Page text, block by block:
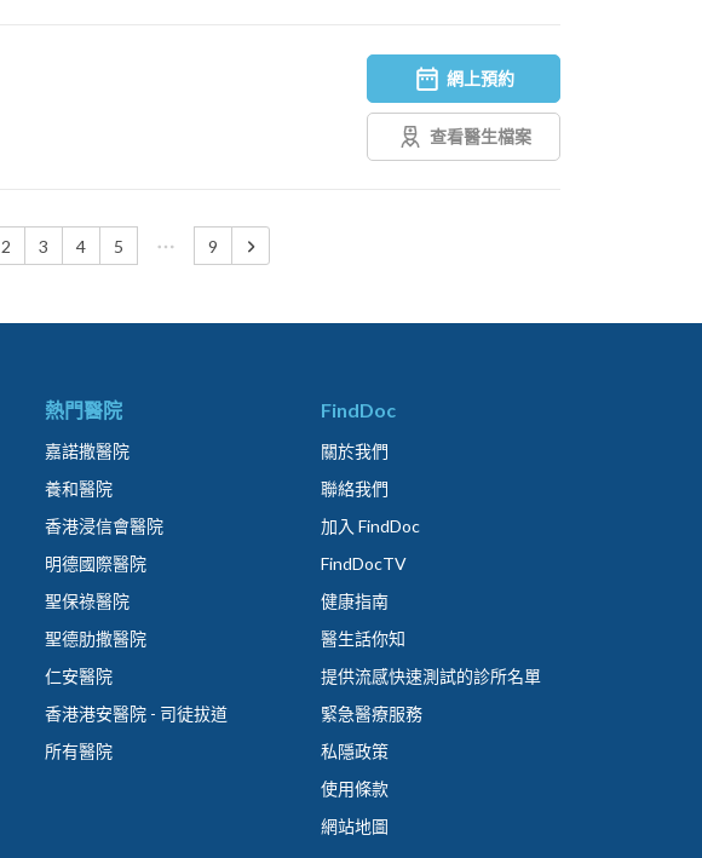
網上預約
查看醫生檔案
2 3 4 5 9
熱門醫院
嘉諾撒醫院
養和醫院
香港浸信會醫院
明德國際醫院
聖保祿醫院
聖德肋撒醫院
仁安醫院
香港港安醫院 - 司徒拔道
所有醫院
FindDoc
關於我們
聯絡我們
加入 FindDoc
FindDocTV
健康指南
醫生話你知
提供流感快速測試的診所名單
緊急醫療服務
私隱政策
使用條款
網站地圖